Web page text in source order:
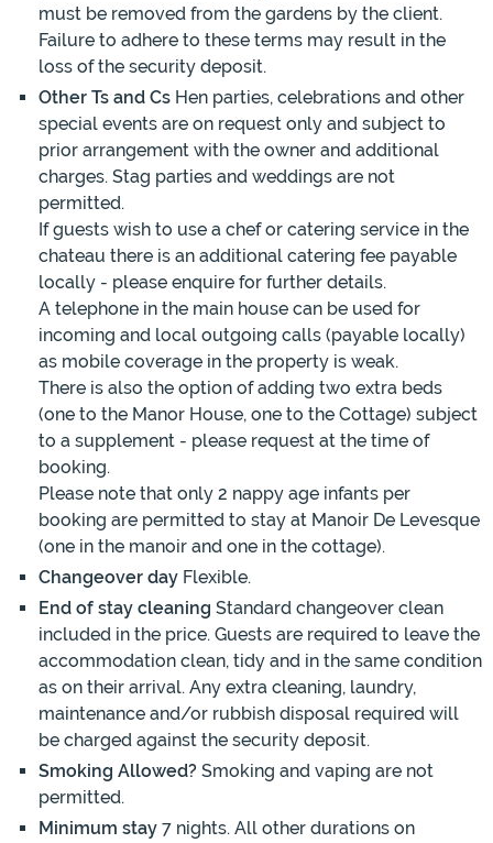
must be removed from the gardens by the client.
Failure to adhere to these terms may result in the
loss of the security deposit.
Other Ts and Cs Hen parties, celebrations and other
special events are on request only and subject to
prior arrangement with the owner and additional
charges. Stag parties and weddings are not
permitted.
If guests wish to use a chef or catering service in the
chateau there is an additional catering fee payable
locally - please enquire for further details.
A telephone in the main house can be used for
incoming and local outgoing calls (payable locally)
as mobile coverage in the property is weak.
There is also the option of adding two extra beds
(one to the Manor House, one to the Cottage) subject
to a supplement - please request at the time of
booking.
Please note that only 2 nappy age infants per
booking are permitted to stay at Manoir De Levesque
(one in the manoir and one in the cottage).
Changeover day Flexible.
End of stay cleaning Standard changeover clean
included in the price. Guests are required to leave the
accommodation clean, tidy and in the same condition
as on their arrival. Any extra cleaning, laundry,
maintenance and/or rubbish disposal required will
be charged against the security deposit.
Smoking Allowed? Smoking and vaping are not
permitted.
Minimum stay 7 nights. All other durations on